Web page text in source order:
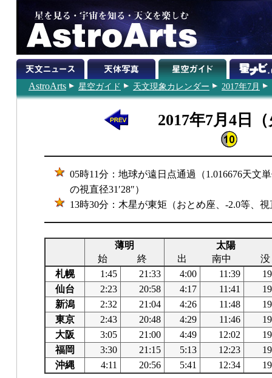
AstroArts 星空ガイド 天文現象カレンダー 2017年7月
2017年7月4日
05時11分：地球が遠日点通過（1.016676天文
の視直径31′28″）
13時30分：木星が東矩（おとめ座、-2.0等、視
薄明
太陽
始
終 出 南中
没
札幌
1:45 21:33 4:00 11:39
仙台
2:23 20:58 4:17 11:41
新潟
2:32 21:04 4:26 11:48
東京
2:43 20:48 4:29 11:46
大阪
3:05 21:00 4:49 12:02
福岡
3:30 21:15 5:13 12:23
沖縄
4:11 20:56 5:41 12:34